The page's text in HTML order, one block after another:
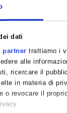
dati
partner trattiamo i
alle
ricercare il
in materia di
o revocare il